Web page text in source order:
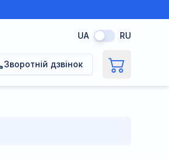
UA RU
Зворотній дзвінок